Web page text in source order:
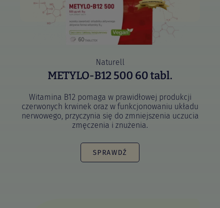
Naturell
METYLO-B12 500 60 tabl.
Witamina B12 pomaga w prawidłowej produkcji
czerwonych krwinek oraz w funkcjonowaniu układu
nerwowego, przyczynia się do zmniejszenia uczucia
zmęczenia i znużenia.
SPRAWDŹ